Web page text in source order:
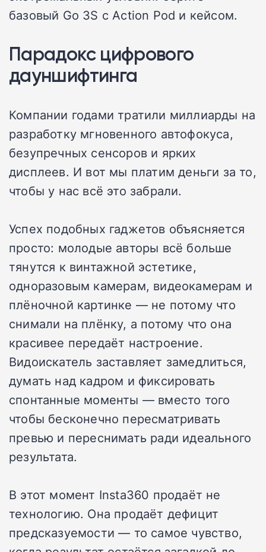
базовый Go 3S с Action Pod и кейсом.
Парадокс цифрового
дауншифтинга
Компании годами тратили миллиарды на
разработку мгновенного автофокуса,
безупречных сенсоров и ярких
дисплеев. И вот мы платим деньги за то,
чтобы у нас всё это забрали.
Успех подобных гаджетов объясняется
просто: молодые авторы всё больше
тянутся к винтажной эстетике,
одноразовым камерам, видеокамерам и
плёночной картинке — не потому что
снимали на плёнку, а потому что она
красивее передаёт настроение.
Видоискатель заставляет замедлиться,
думать над кадром и фиксировать
спонтанные моменты — вместо того
чтобы бесконечно пересматривать
превью и переснимать ради идеального
результата.
В этот момент Insta360 продаёт не
технологию. Она продаёт дефицит
предсказуемости — то самое чувство,